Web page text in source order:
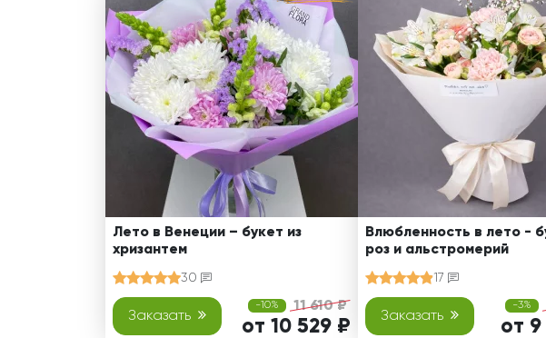
Сердца из роз
Лето в Венеции – букет из
хризантем
30
Заказать
-10% 11 610 ₽
от 10 529 ₽
Влюбленность в лето -
роз и альстромерий
17
Заказать
-3%
от